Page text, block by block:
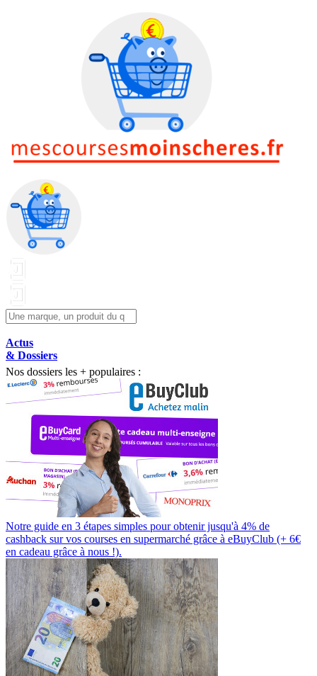
Actus
& Dossiers
Nos dossiers les + populaires :
Notre guide en 3 étapes simples pour obtenir jusqu'à 4% de
cashback sur vos courses en supermarché grâce à eBuyClub (+ 6€
en cadeau grâce à nous !).